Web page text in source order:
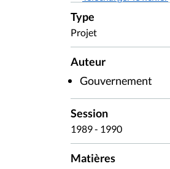
Type
Projet
Auteur
Gouvernement
Session
1989 - 1990
Matières